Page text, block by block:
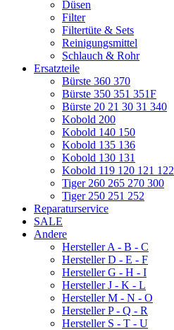
Düsen
Filter
Filtertüte & Sets
Reinigungsmittel
Schlauch & Rohr
Ersatzteile
Bürste 360 370
Bürste 350 351 351F
Bürste 20 21 30 31 340
Kobold 200
Kobold 140 150
Kobold 135 136
Kobold 130 131
Kobold 119 120 121 122
Tiger 260 265 270 300
Tiger 250 251 252
Reparaturservice
SALE
Andere
Hersteller A - B - C
Hersteller D - E - F
Hersteller G - H - I
Hersteller J - K - L
Hersteller M - N - O
Hersteller P - Q - R
Hersteller S - T - U